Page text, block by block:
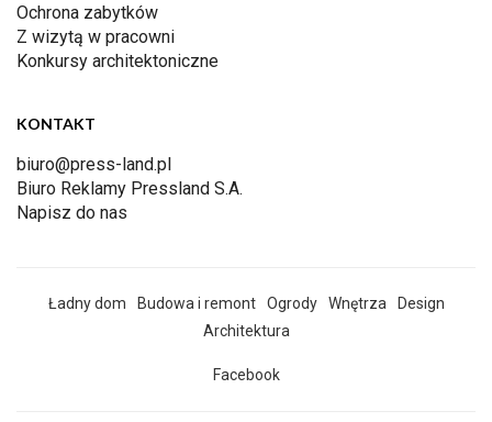
Ochrona zabytków
Z wizytą w pracowni
Konkursy architektoniczne
KONTAKT
biuro@press-land.pl
Biuro Reklamy Pressland S.A.
Napisz do nas
Ładny dom Budowa i remont Ogrody Wnętrza
Design
Architektura
Facebook